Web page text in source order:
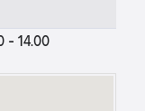
14.00